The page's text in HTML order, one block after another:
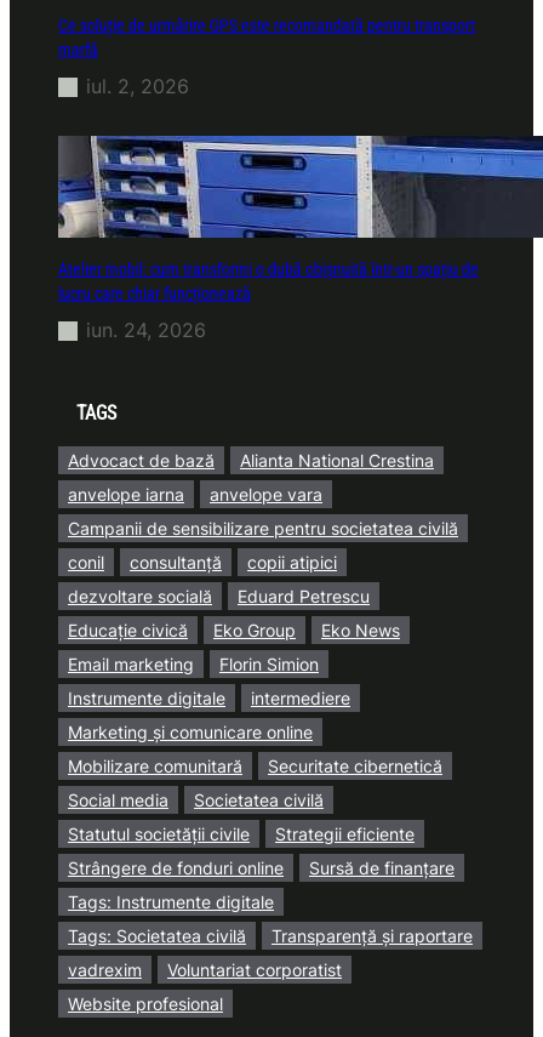
Ce soluție de urmărire GPS este recomandată pentru transport
marfă
iul. 2, 2026
Atelier mobil: cum transformi o dubă obișnuită într-un spațiu de
lucru care chiar funcționează
iun. 24, 2026
TAGS
Advocact de bază
Alianta National Crestina
anvelope iarna
anvelope vara
Campanii de sensibilizare pentru societatea civilă
conil
consultanță
copii atipici
dezvoltare socială
Eduard Petrescu
Educație civică
Eko Group
Eko News
Email marketing
Florin Simion
Instrumente digitale
intermediere
Marketing și comunicare online
Mobilizare comunitară
Securitate cibernetică
Social media
Societatea civilă
Statutul societății civile
Strategii eficiente
Strângere de fonduri online
Sursă de finanțare
Tags: Instrumente digitale
Tags: Societatea civilă
Transparență și raportare
vadrexim
Voluntariat corporatist
Website profesional